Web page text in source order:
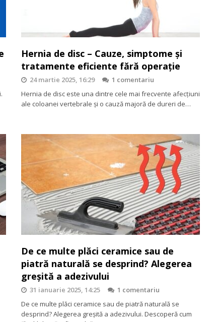
Hernia de disc – Cauze, simptome și
tratamente eficiente fără operație
24 martie 2025, 16:29
1 comentariu
Hernia de disc este una dintre cele mai frecvente afecțiuni
ale coloanei vertebrale și o cauză majoră de dureri de…
De ce multe plăci ceramice sau de
piatră naturală se desprind? Alegerea
greșită a adezivului
31 ianuarie 2025, 14:25
1 comentariu
De ce multe plăci ceramice sau de piatră naturală se
desprind? Alegerea greșită a adezivului. Descoperă cum